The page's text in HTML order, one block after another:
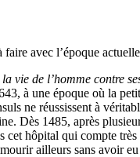
avec l’époque
vie de l’homme contre
à une époque où la
ne réussissent à
Dès 1485, après
cet hôpital qui compte
ailleurs sans avoir